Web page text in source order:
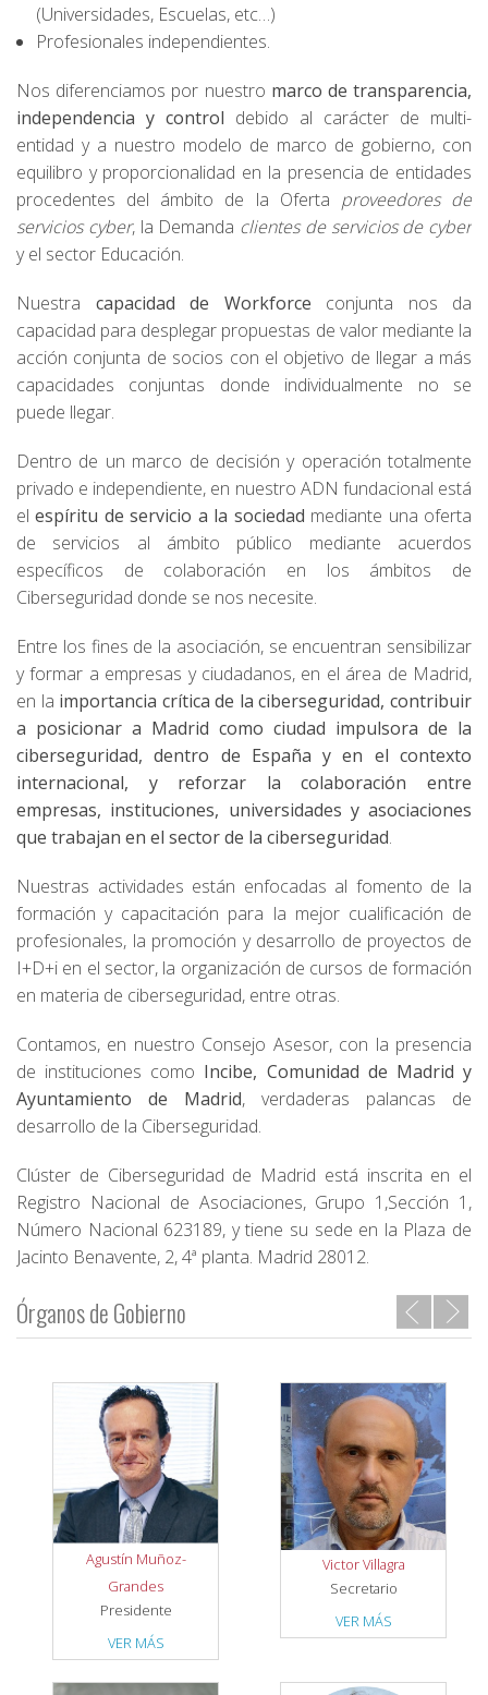
(Universidades, Escuelas, etc…)
Profesionales independientes.
Nos diferenciamos por nuestro marco de transparencia,
independencia y control debido al carácter de multi-
entidad y a nuestro modelo de marco de gobierno, con
equilibro y proporcionalidad en la presencia de entidades
procedentes del ámbito de la Oferta proveedores de
servicios cyber, la Demanda clientes de servicios de cyber
y el sector Educación.
Nuestra capacidad de Workforce conjunta nos da
capacidad para desplegar propuestas de valor mediante la
acción conjunta de socios con el objetivo de llegar a más
capacidades conjuntas donde individualmente no se
puede llegar.
Dentro de un marco de decisión y operación totalmente
privado e independiente, en nuestro ADN fundacional está
elespíritu de servicio a la sociedad mediante una oferta
de servicios al ámbito público mediante acuerdos
específicos de colaboración en los ámbitos de
Ciberseguridad donde se nos necesite.
Entre los fines de la asociación, se encuentran sensibilizar
y formar a empresas y ciudadanos, en el área de Madrid,
en la importancia crítica de la ciberseguridad, contribuir
a posicionar a Madrid como ciudad impulsora de la
ciberseguridad, dentro de España y en el contexto
internacional, y reforzar la colaboración entre
empresas, instituciones, universidades y asociaciones
que trabajan en el sector de la ciberseguridad.
Nuestras actividades están enfocadas al fomento de la
formación y capacitación para la mejor cualificación de
profesionales, la promoción y desarrollo de proyectos de
I+D+i en el sector, la organización de cursos de formación
en materia de ciberseguridad, entre otras.
Contamos, en nuestro Consejo Asesor, con la presencia
de instituciones como Incibe, Comunidad de Madrid y
Ayuntamiento de Madrid, verdaderas palancas de
desarrollo de la Ciberseguridad.
Clúster de Ciberseguridad de Madrid está inscrita en el
Registro Nacional de Asociaciones, Grupo 1,Sección 1,
Número Nacional 623189, y tiene su sede en la Plaza de
Jacinto Benavente, 2, 4ª planta. Madrid 28012.
Órganos de Gobierno
Agustín Muñoz-
Grandes
Presidente
VER MÁS
Victor Villagra
Secretario
VER MÁS